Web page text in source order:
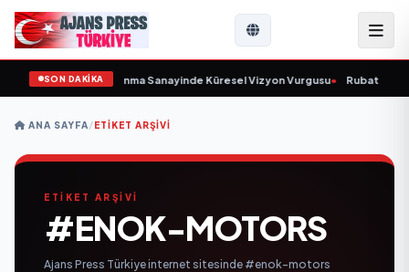
SON DAKİKA
Açıkladı ve Savunma Sanayinde Küresel Vizyon Vurgusu• Rubato
ANA SAYFA/ETIKET ARŞIVI
ETİKET ARŞİVİ
#ENOK-MOTORS
Ajans Press Türkiye internet sitesinde #enok-motors